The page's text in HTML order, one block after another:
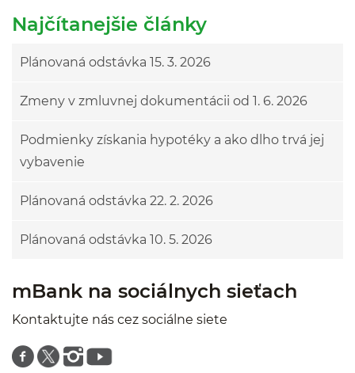
Najčítanejšie články
Plánovaná odstávka 15. 3. 2026
Zmeny v zmluvnej dokumentácii od 1. 6. 2026
Podmienky získania hypotéky a ako dlho trvá jej
vybavenie
Plánovaná odstávka 22. 2. 2026
Plánovaná odstávka 10. 5. 2026
mBank na sociálnych sieťach
Kontaktujte nás cez sociálne siete
Znajdź nas na facebooku
Znajdź nas na twitterze
Znajdź nas na instagramie
Znajdź nas na youtube